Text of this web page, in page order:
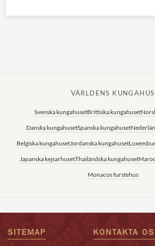
VÄRLDENS KUNGAHUS
Svenska kungahusetBrittiska kungahuset
Danska kungahusetSpanska kungahuset
Belgiska kungahusetJordanska kungahuset
Japanska kejsarhusetThailändska kungahuset
Monacos furstehus
SITEMAP KONTAKTA